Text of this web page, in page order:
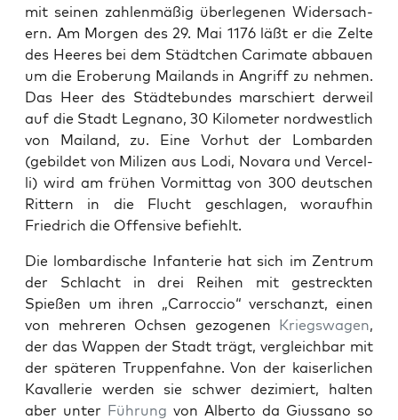
mit seinen zahlen­mäßig über­lege­nen Wider­sach­
ern. Am Mor­gen des 29. Mai 1176 läßt er die Zelte
des Heeres bei dem Städtchen Cari­mate abbauen
um die Eroberung Mai­lands in Angriff zu nehmen.
Das Heer des Städte­bun­des marschiert der­weil
auf die Stadt Leg­nano, 30 Kilo­me­ter nord­west­lich
von Mai­land, zu. Eine Vorhut der Lom­bar­den
(gebildet von Milizen aus Lodi, Novara und Ver­cel­
li) wird am frühen Vor­mit­tag von 300 deutschen
Rit­tern in die Flucht geschla­gen, woraufhin
Friedrich die Offen­sive befiehlt.
Die lom­bardis­che Infan­terie hat sich im Zen­trum
der Schlacht in drei Rei­hen mit gestreck­ten
Spießen um ihren „Car­roc­cio“ ver­schanzt, einen
von mehreren Ochsen gezo­ge­nen Kriegswa­gen,
der das Wap­pen der Stadt trägt, ver­gle­ich­bar mit
der späteren Trup­pen­fahne. Von der kaiser­lichen
Kaval­lerie wer­den sie schw­er dez­imiert, hal­ten
aber unter Führung von Alber­to da Gius­sano so